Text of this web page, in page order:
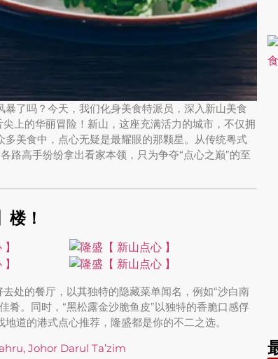
了吗？今天，我们化身美食特派员，深入新山美食
上的华丽冒险！新山，这座充满活力的城市，不仅拥
美食中，点心无疑是最耀眼的那颗星。从传统粤式
路高手纷纷拿出看家本领，只为争夺“点心之巅”的至
！
处的餐厅，以其独特的隐藏菜单闻名，例如“沙白南
肴。同时，“黑松露金沙脆鱼皮”以独特的香脆口感俘
道的港式点心推荐，隆盛都是你的不二之选。
Johor Darul Ta’zim